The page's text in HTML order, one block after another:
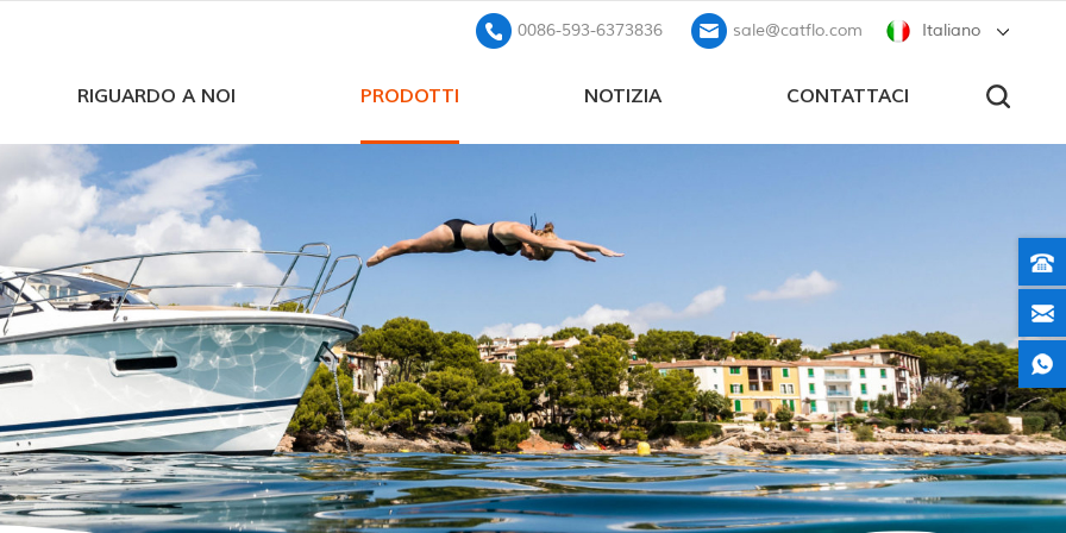
Italiano
0086-593-6373836 sale@catflo.com
RIGUARDO A NOI PRODOTTI NOTIZIA CONTATTACI